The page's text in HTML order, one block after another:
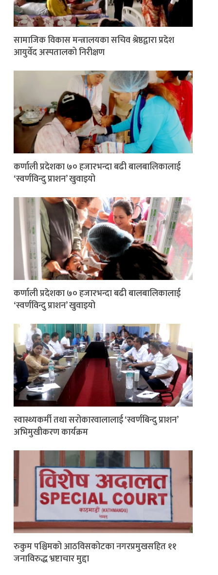
सामाजिक विकास मन्त्रालयका सचिव श्रेष्ठद्वारा प्रदेश
आयुर्वेद अस्पतालको निरीक्षण
कर्णाली प्रदेशका ७० हजारभन्दा बढी बालबालिकालाई
‘स्वर्णविन्दु प्राशन’ खुवाइयो
कर्णाली प्रदेशका ७० हजारभन्दा बढी बालबालिकालाई
‘स्वर्णविन्दु प्राशन’ खुवाइयो
स्वास्थ्यकर्मी तथा सरोकारवालालाई ‘स्वर्णबिन्दु प्राशन’
अभिमुखीकरण कार्यक्रम
रुकुम पश्चिमको आठविसकोटका नगरप्रमुखसहित ११
जनाविरुद्ध भ्रष्टाचार मुद्दा